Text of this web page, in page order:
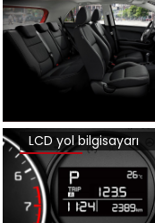
LCD yol bilgisayarı